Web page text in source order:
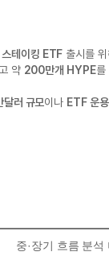
테이킹 ETF 출시를
약 200만개 HYPE를
러 규모이나 ETF 운
중·장기 흐름 분석